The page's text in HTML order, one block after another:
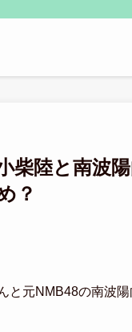
柴陸と南波
？
と元NMB48の南波陽